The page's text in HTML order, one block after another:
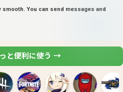
smooth. You can send messages and
と便利に使う →